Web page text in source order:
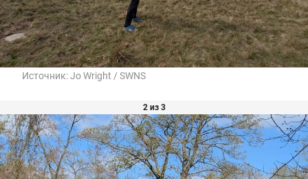
Источник:Jo Wright / SWNS
2 из 3